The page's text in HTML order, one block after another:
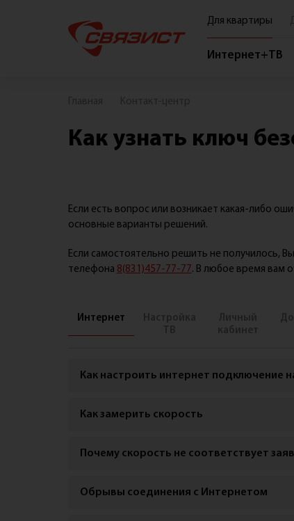
Для квартиры
Интернет+ТВ
Новости
Политика конфиденциальности и обработки
персональных данных посетителей сайта
Карта покрытия
Как узнать ключ
Если есть вопрос или возникает какая-либо
основные варианты решений.
Если самостоятельно решить не получилось,
телефона 8(831)457-77-77 . В любое время вам
Интернет
Как настроить интернет подключение
Как замерить скорость
Почему скорость не соответствует
Обрывы соединения с Интернетом